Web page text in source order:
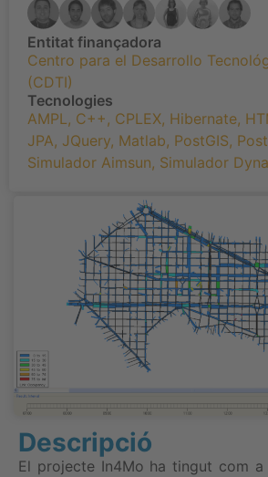
Descripció
El projecte In4Mo ha tingut com
Entitat finançadora
Centro para el Desarrollo
(CDTI)
Tecnologies
AMPL , C++ , CPLEX, Hibernate,
JPA, JQuery, Matlab, PostGIS,
Simulador Aimsun, Simulador